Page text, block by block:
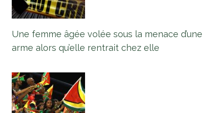
Une femme âgée volée sous la menace d’une
arme alors qu’elle rentrait chez elle